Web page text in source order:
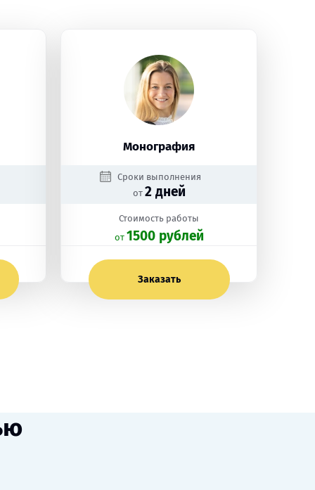
Монография
Сроки выполнения
от 2 дней
Стоимость работы
oт 1500 рублей
Заказать